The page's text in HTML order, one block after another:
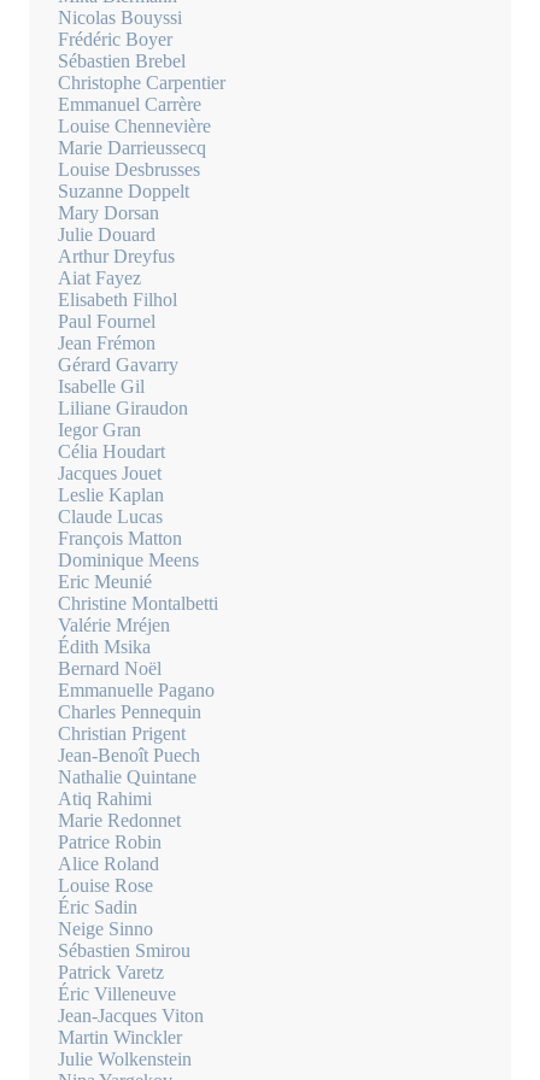
Nicolas Bouyssi
Frédéric Boyer
Sébastien Brebel
Christophe Carpentier
Emmanuel Carrère
Louise Chennevière
Marie Darrieussecq
Louise Desbrusses
Suzanne Doppelt
Mary Dorsan
Julie Douard
Arthur Dreyfus
Aiat Fayez
Elisabeth Filhol
Paul Fournel
Jean Frémon
Gérard Gavarry
Isabelle Gil
Liliane Giraudon
Iegor Gran
Célia Houdart
Jacques Jouet
Leslie Kaplan
Claude Lucas
François Matton
Dominique Meens
Eric Meunié
Christine Montalbetti
Valérie Mréjen
Édith Msika
Bernard Noël
Emmanuelle Pagano
Charles Pennequin
Christian Prigent
Jean-Benoît Puech
Nathalie Quintane
Atiq Rahimi
Marie Redonnet
Patrice Robin
Alice Roland
Louise Rose
Éric Sadin
Neige Sinno
Sébastien Smirou
Patrick Varetz
Éric Villeneuve
Jean-Jacques Viton
Martin Winckler
Julie Wolkenstein